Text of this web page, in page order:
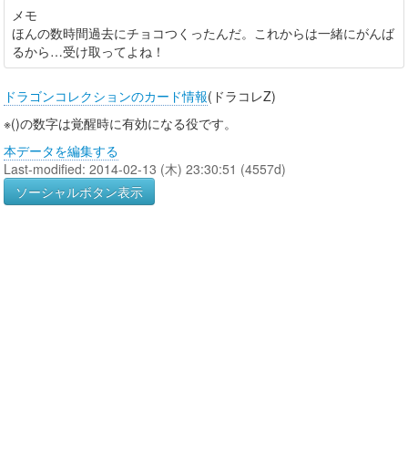
メモ
ほんの数時間過去にチョコつくったんだ。これからは一緒にがんば
るから…受け取ってよね！
ドラゴンコレクションのカード情報(ドラコレZ)
※()の数字は覚醒時に有効になる役です。
本データを編集する
Last-modified: 2014-02-13 (木) 23:30:51 (4557d)
ソーシャルボタン表示